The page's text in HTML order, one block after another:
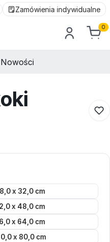
Zamówienia indywidualne
0
Nowości
x 32,0 cm
x 48,0 cm
x 64,0 cm
x 80,0 cm